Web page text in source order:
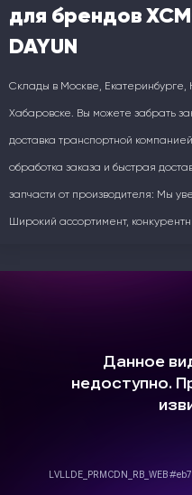
для брендов
DAYUN
Склады в Москве, Екатеринбурге,
Хабаровске. Вы можете забрать
доставка транспортной
обработка заказа и быстрая
запчасти от производителя: Мы
Широкий ассортимент,